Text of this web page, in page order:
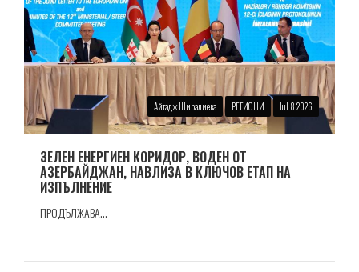
Айтадж Ширалиева РЕГИОНИ Jul 8 2026
ЗЕЛЕН ЕНЕРГИЕН КОРИДОР, ВОДЕН ОТ
АЗЕРБАЙДЖАН, НАВЛИЗА В КЛЮЧОВ ЕТАП НА
ИЗПЪЛНЕНИЕ
ПРОДЪЛЖАВА...